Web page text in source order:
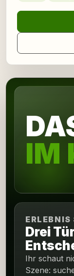
IM
Drei
Ihr schaut
Szene: